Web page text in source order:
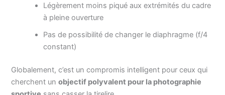
Légèrement moins piqué aux extrémités du cadre
à pleine ouverture
Pas de possibilité de changer le diaphragme (f/4
constant)
Globalement, c’est un compromis intelligent pour ceux qui
cherchent unobjectif polyvalent pour la photographie